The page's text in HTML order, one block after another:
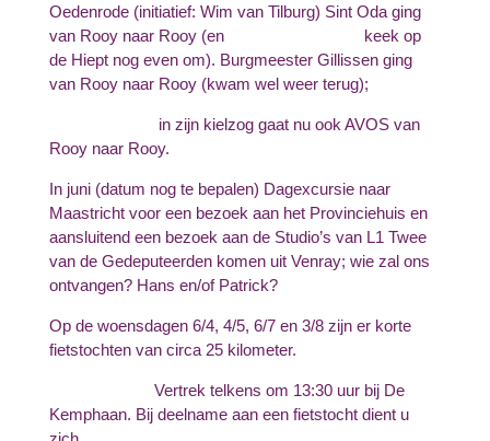
Oedenrode (initiatief: Wim van Tilburg) Sint Oda ging
van Rooy naar Rooy (en keek op
de Hiept nog even om). Burgmeester Gillissen ging
van Rooy naar Rooy (kwam wel weer terug);
in zijn kielzog gaat nu ook AVOS van
Rooy naar Rooy.
In juni (datum nog te bepalen) Dagexcursie naar
Maastricht voor een bezoek aan het Provinciehuis en
aansluitend een bezoek aan de Studio’s van L1 Twee
van de Gedeputeerden komen uit Venray; wie zal ons
ontvangen? Hans en/of Patrick?
Op de woensdagen 6/4, 4/5, 6/7 en 3/8 zijn er korte
fietstochten van circa 25 kilometer.
Vertrek telkens om 13:30 uur bij De
Kemphaan. Bij deelname aan een fietstocht dient u